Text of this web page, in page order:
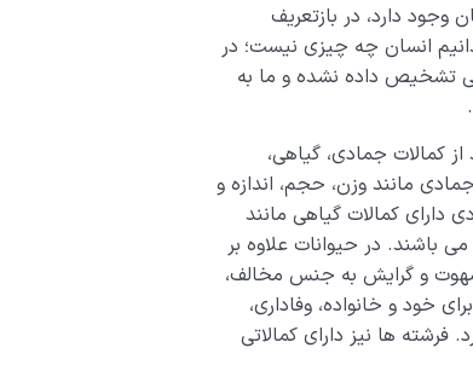
وجود دارد، در بازتعریف
انسان چه چیزی نیست؛ در
تشخیص داده نشده و ما به
از کمالات جمادی، گیاهی،
مانند وزن، حجم، اندازه و
کمالات گیاهی مانند
باشند. در حیوانات علاوه بر
شهوت و گرایش به جنس مخالف،
خود و خانواده، وفاداری،
ها نیز دارای کمالاتی